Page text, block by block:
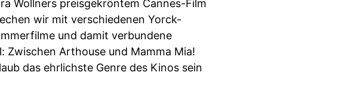
Wollners preisgekröntem Cannes-Film
wir mit verschiedenen Yorck-
und damit verbundene
Zwischen Arthouse und Mamma Mia!
das ehrlichste Genre des Kinos sein